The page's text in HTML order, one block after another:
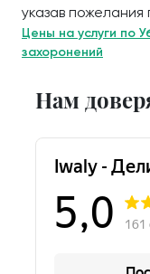
указав
Цены на услуги по
захоронений
Нам